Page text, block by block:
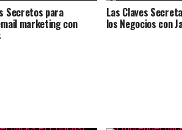
Secretos para
marketing con
Las Claves
los Negocios con